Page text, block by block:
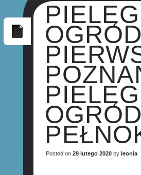
Posted on 29 lutego 2020by leonia